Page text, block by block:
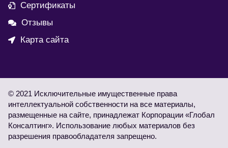
Сертификаты
Отзывы
Карта сайта
© 2021 Исключительные имущественные права
интеллектуальной собственности на все материалы,
размещенные на сайте, принадлежат Корпорации «Глобал
Консалтинг». Использование любых материалов без
разрешения правообладателя запрещено.